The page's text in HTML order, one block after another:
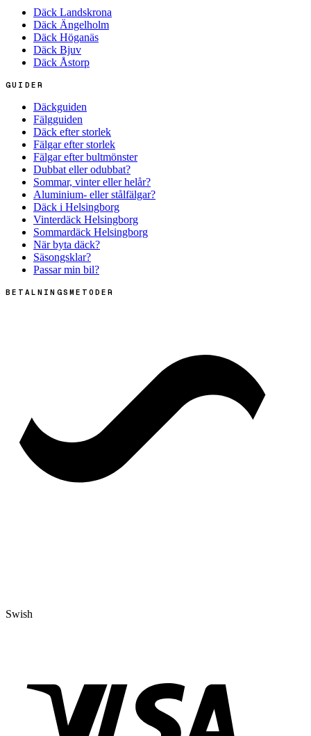
Däck Landskrona
Däck Ängelholm
Däck Höganäs
Däck Bjuv
Däck Åstorp
GUIDER
Däckguiden
Fälgguiden
Däck efter storlek
Fälgar efter storlek
Fälgar efter bultmönster
Dubbat eller odubbat?
Sommar, vinter eller helår?
Aluminium- eller stålfälgar?
Däck i Helsingborg
Vinterdäck Helsingborg
Sommardäck Helsingborg
När byta däck?
Säsongsklar?
Passar min bil?
BETALNINGSMETODER
Swish